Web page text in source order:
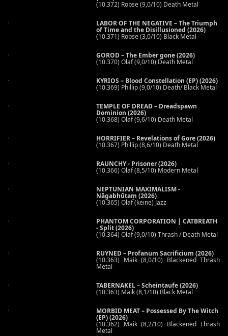
(10.372) Robse (9,0/10) Death Metal
LABOR OF THE NEGATIVE – The Triumph
of Time and the Disillusioned (2026)
(10.371) Robse (3,0/10) Black Metal
GOROD – The Ember gone (2026)
(10.370) Olaf (9,0/10) Death Metal
KYRIOS – Blood Constellation (EP) (2026)
(10.369) Phillip (9,0/10) Death/ Black Metal
TEMPLE OF DREAD – Dreadspawn
Dominion (2026)
(10.368) Olaf (9,6/10) Death Metal
HORRIFIER – Revelations of Gore (2026)
(10.367) Phillip (8,6/10) Death Metal
RAUNCHY - Prisoner (2026)
(10.366) Olaf (8,5/10) Modern Metal
NEPTUNIAN MAXIMALISM -
Nāgabhūtaṃ (2026)
(10.365) Olaf (keine) Jazz
PHANTOM CORPORATION | CATBREATH
- Split (2026)
(10.364) Olaf (9,0/10) Thrash / Death Metal
RUYNED – Profanum Sacrificium (2026)
(10.363) Maik (8,0/10) Blackened Thrash
Metal
TABERNAKEL – Scheintaufe (2026)
(10.363) Maik (8,1/10) Black Metal
MORBID MEAT – Possessed By The Witch
(EP) (2026)
(10.362) Maik (8,2/10) Blackened Thrash
Metal